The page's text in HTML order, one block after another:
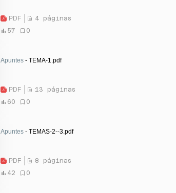
PDF
4 páginas
57
0
Apuntes - TEMA-1.pdf
PDF
13 páginas
60
0
Apuntes - TEMAS-2--3.pdf
PDF
8 páginas
42
0